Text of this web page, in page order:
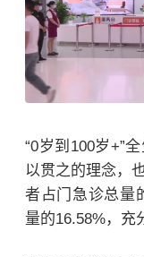
“0岁到100岁+”
以贯之的理念，
者占门急诊总量
量的16.58%，充